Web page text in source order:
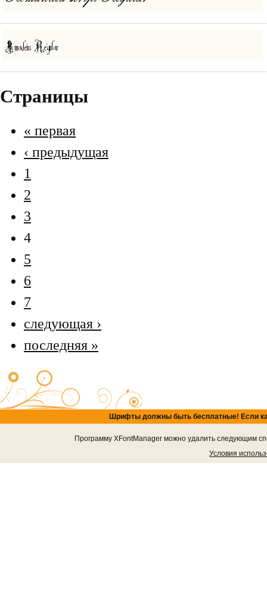
Страницы
« первая
‹ предыдущая
1
2
3
4
5
6
7
следующая ›
последняя »
Шрифты должны быть бесплатные! Если
Программу XFontManager можно удалить следующим
Условия